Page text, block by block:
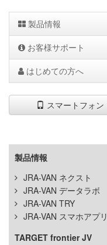
製品情報
お客様サポート
はじめての方へ
スマートフォン
製品情報
JRA-VAN ネクスト
JRA-VAN データラボ
JRA-VAN TRY
JRA-VAN スマホアプリ
TARGET frontier JV